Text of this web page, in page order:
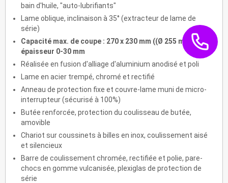
bain d'huile, "auto-lubrifiants"
Lame oblique, inclinaison à 35° (extracteur de lame de
série)
Capacité max. de coupe : 270 x 230 mm ((Ø 255 mm),
épaisseur 0-30 mm
Réalisée en fusion d'alliage d'aluminium anodisé et poli
Lame en acier trempé, chromé et rectifié
Anneau de protection fixe et couvre-lame muni de micro-
interrupteur (sécurisé à 100%)
Butée renforcée, protection du coulisseau de butée,
amovible
Chariot sur coussinets à billes en inox, coulissement aisé
et silencieux
Barre de coulissement chromée, rectifiée et polie, pare-
chocs en gomme vulcanisée, plexiglas de protection de
série